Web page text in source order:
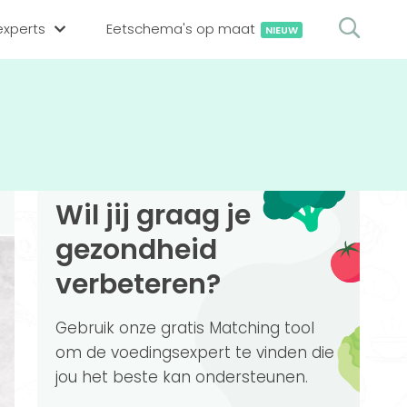
aanmelden
Eetschema's op maat NIEUW
Wil jij graag je
gezondheid
verbeteren?
Gebruik onze gratis Matching tool
om de voedingsexpert te vinden die
jou het beste kan ondersteunen.